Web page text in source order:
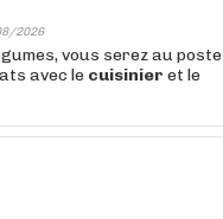
2026
vous serez au poste
avec le cuisinier et le